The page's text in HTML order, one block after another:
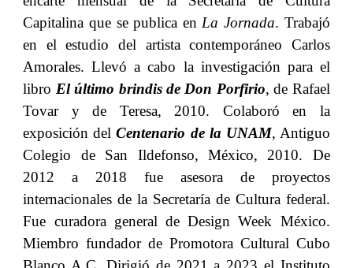
Capitalina que se publica en La Jornada. Trabajó
en el estudio del artista contemporáneo Carlos
Amorales. Llevó a cabo la investigación para el
libro El último brindis de Don Porfirio, de Rafael
Tovar y de Teresa, 2010. Colaboró en la
exposición delCentenario de la UNAM, Antiguo
Colegio de San Ildefonso, México, 2010. De
2012 a 2018 fue asesora de proyectos
internacionales de la Secretaría de Cultura federal.
Fue curadora general de Design Week México.
Miembro fundador de Promotora Cultural Cubo